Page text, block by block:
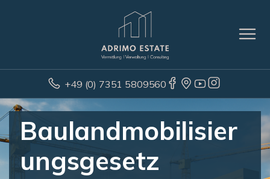
+49 (0) 7351 5809560
Baulandmobilisier
ungsgesetz